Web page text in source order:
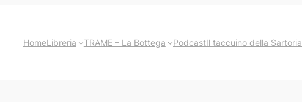
HomeLibreria TRAME – La Bottega PodcastIl taccuino della Sartoria